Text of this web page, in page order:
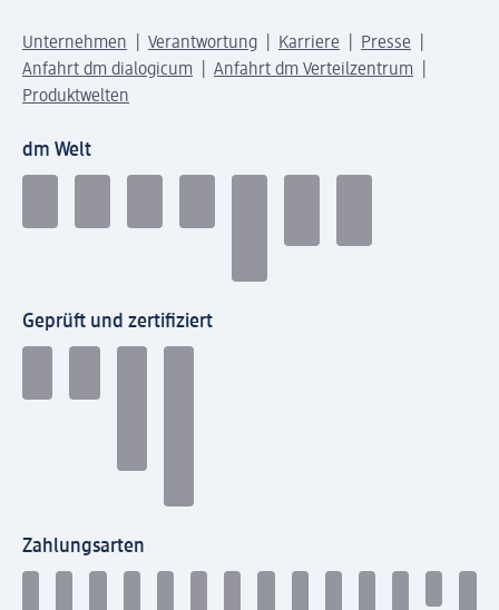
Unternehmen Verantwortung Karriere
Presse
Anfahrt dm dialogicum
Anfahrt dm Verteilzentrum
Produktwelten
dm Welt
Geprüft und zertifiziert
Zahlungsarten